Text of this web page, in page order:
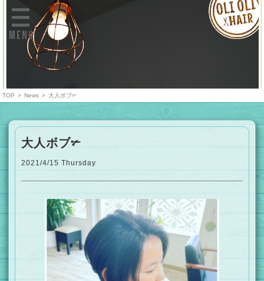
MENU
TOP > News > 大人ボブ✃
大人ボブ✃
2021/4/15 Thursday